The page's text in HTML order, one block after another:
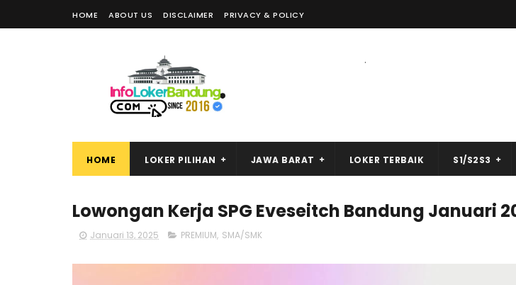
HOME ABOUT US DISCLAIMER PRIVACY & POLICY
.
HOME LOKER PILIHAN JAWA BARAT LOKER TERBAIK S1/S2S3
Lowongan Kerja SPG Eveseitch Bandung Januari
Januari 13, 2025 PREMIUM, SMA/SMK